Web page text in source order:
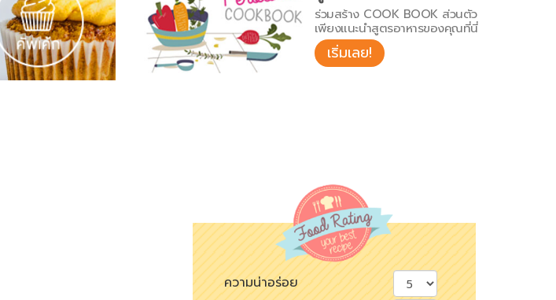
ร่วมสร้าง COOK BOOK ส่วนตัว
เพียงแนะนำสูตรอาหารของคุณที่นี่
เริ่มเลย!
ความน่าอร่อย